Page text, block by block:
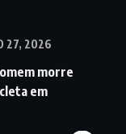
27, 2026
morre
em